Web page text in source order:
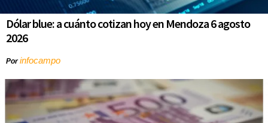
Dólar blue: a cuánto cotizan hoy en Mendoza 6 agosto
2026
Porinfocampo